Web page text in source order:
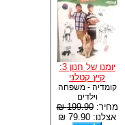
יומנו של חנון 3:
קיץ קטלני
קומדיה - משפחה
וילדים
מחיר:199.90 ₪
אצלנו: 79.90 ₪